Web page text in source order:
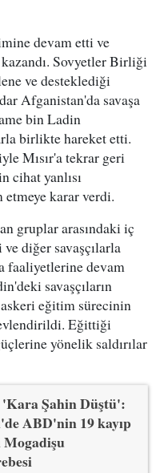
devam etti ve
Sovyetler Birliği
ve desteklediği
Afganistan'da savaşa
bin Ladin
birlikte hareket etti.
Mısır'a tekrar geri
cihat yanlısı
etmeye karar verdi.
gruplar arasındaki iç
diğer savaşçılarla
faaliyetlerine devam
savaşçıların
eğitim sürecinin
Eğittiği
yönelik saldırılar
Şahin Düştü':
ABD'nin 19 kayıp